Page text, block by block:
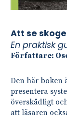
Att se
En praktisk
Författare:
Den här boken
presentera
överskådligt
att läsaren